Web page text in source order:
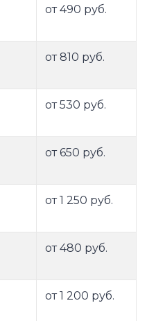
от 490 руб.
от 810 руб.
от 530 руб.
от 650 руб.
от 1 250 руб.
от 480 руб.
от 1 200 руб.